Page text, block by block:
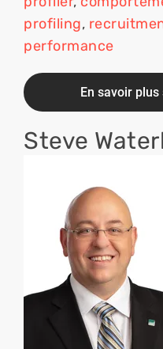
profiling,
performance
En savoir
Steve